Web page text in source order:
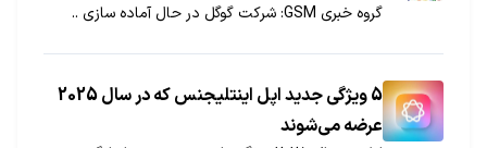
گروه خبری GSM: شرکت گوگل در حال آماده سازی ..
5 ویژگی جدید اپل اینتلیجنس که در سال 2025
عرضه می‌شوند